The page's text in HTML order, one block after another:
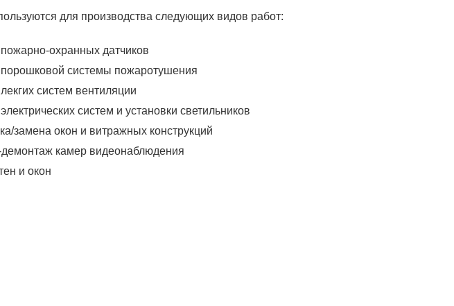
для производства следующих видов работ:
охранных датчиков
системы пожаротушения
систем вентиляции
систем и установки светильников
замена окон и витражных конструкций
камер видеонаблюдения
и окон